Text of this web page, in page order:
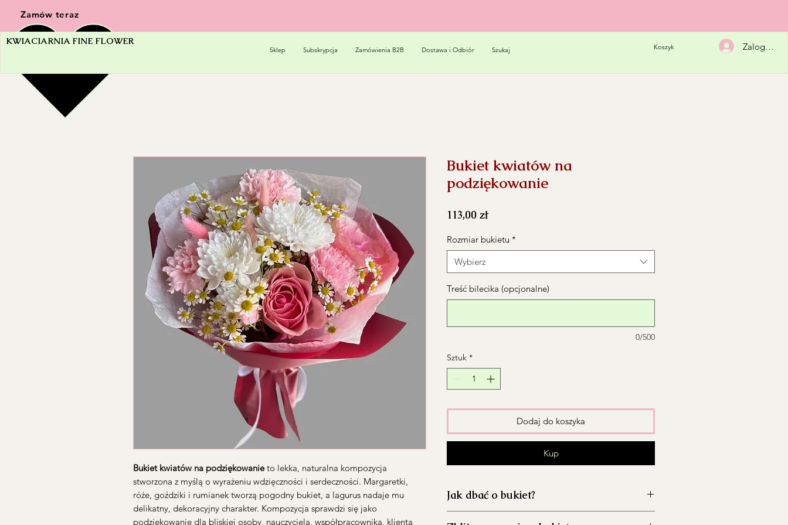
Zamów teraz
KWIACIARNIA FINE FLOWER
Sklep Subskrypcja Zamówienia B2B Dostawa i Odbiór Szukaj Koszyk Zaloguj się
Bukiet kwiatów na podziękowanieto lekka, naturalna kompozycja
stworzona z myślą o wyrażeniu wdzięczności i serdeczności. Margaretki,
róże, goździki i rumianek tworzą pogodny bukiet, a lagurus nadaje mu
delikatny, dekoracyjny charakter. Kompozycja sprawdzi się jako
podziękowanie dla bliskiej osoby, nauczyciela, współpracownika, klienta
Bukiet kwiatów na
podziękowanie
113,00 złCena
Rozmiar bukietu *
Wybierz
Treść bilecika (opcjonalne)
0/500
Sztuk *
Dodaj do koszyka
Kup
Jak dbać o bukiet?